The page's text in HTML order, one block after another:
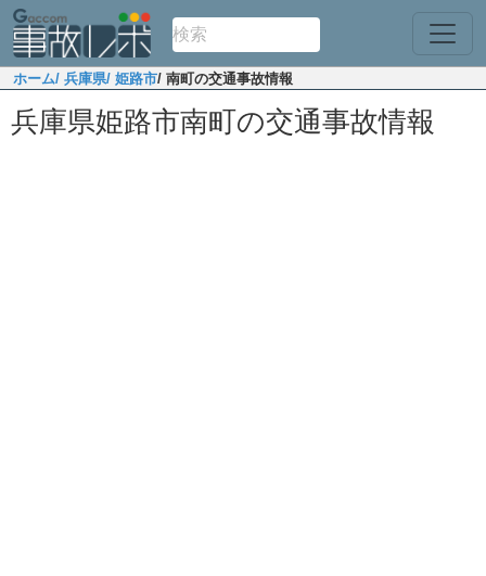
ホーム/ 兵庫県/ 姫路市/ 南町の交通事故情報
兵庫県姫路市南町の交通事故情報